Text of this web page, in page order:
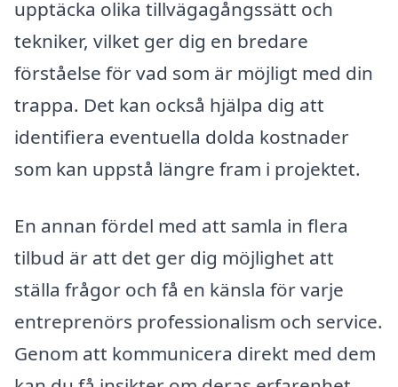
upptäcka olika tillvägagångssätt och
tekniker, vilket ger dig en bredare
förståelse för vad som är möjligt med din
trappa. Det kan också hjälpa dig att
identifiera eventuella dolda kostnader
som kan uppstå längre fram i projektet.
En annan fördel med att samla in flera
tilbud är att det ger dig möjlighet att
ställa frågor och få en känsla för varje
entreprenörs professionalism och service.
Genom att kommunicera direkt med dem